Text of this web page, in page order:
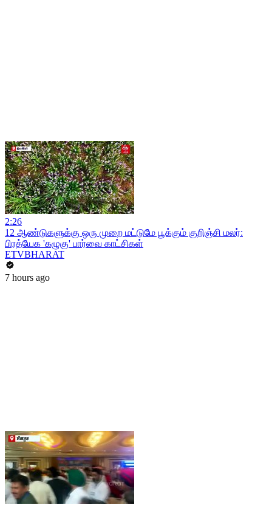
2:26
12 ஆண்டுகளுக்கு ஒரு முறை மட்டுமே பூக்கும் குறிஞ்சி மலர்:
பிரத்யேக 'கழுகு' பார்வை காட்சிகள்
ETVBHARAT
7 hours ago